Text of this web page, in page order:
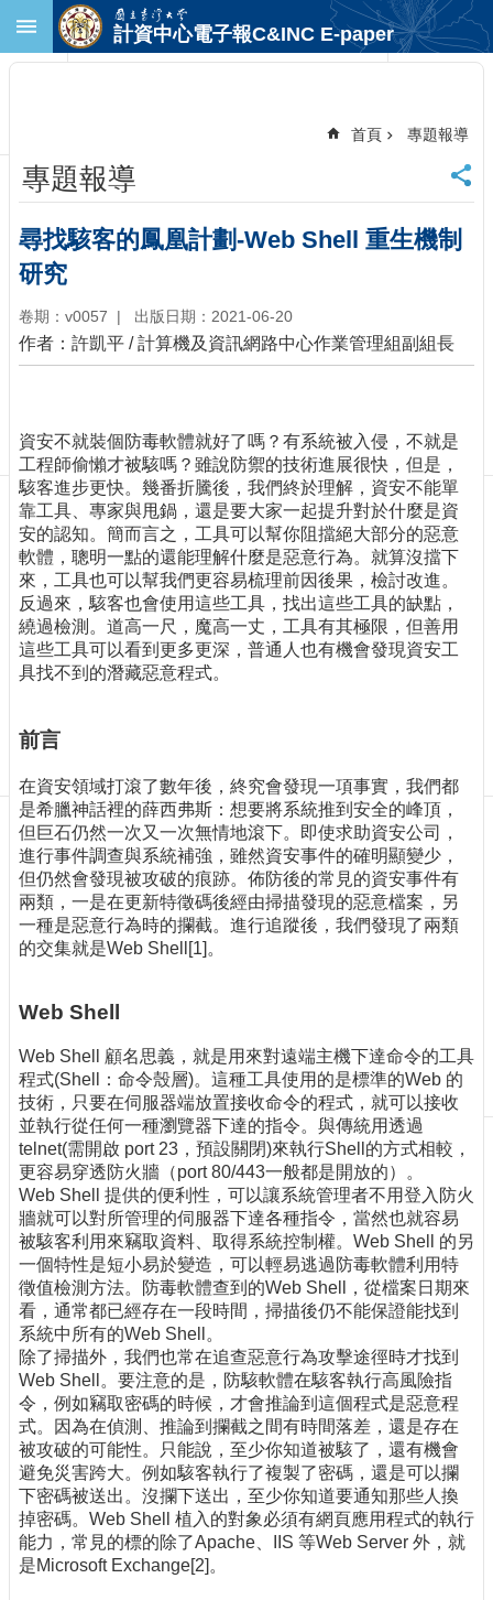
跳到主要內容區塊
首
頁
臺
大
首
計
中
聯
絡
資
訊
訂
閱/
消
網
站
導
最
消
息
關
於
我
們
刊
校
務
服
務
專
題
報
導
技
術
論
壇
產
業
專
欄
計資中心電子報C&INC E-paper
首頁 專題報導
專題報導
尋找駭客的鳳凰計劃-Web Shell 重生機制
研究
卷期：v0057 出版日期：2021-06-20
作者：許凱平 /計算機及資訊網路中心作業管理組副組長
資安不就裝個防毒軟體就好了嗎？有系統被入侵，不就是
工程師偷懶才被駭嗎？雖說防禦的技術進展很快，但是，
駭客進步更快。幾番折騰後，我們終於理解，資安不能單
靠工具、專家與甩鍋，還是要大家一起提升對於什麼是資
安的認知。簡而言之，工具可以幫你阻擋絕大部分的惡意
軟體，聰明一點的還能理解什麼是惡意行為。就算沒擋下
來，工具也可以幫我們更容易梳理前因後果，檢討改進。
反過來，駭客也會使用這些工具，找出這些工具的缺點，
繞過檢測。道高一尺，魔高一丈，工具有其極限，但善用
這些工具可以看到更多更深，普通人也有機會發現資安工
具找不到的潛藏惡意程式。
前言
在資安領域打滾了數年後，終究會發現一項事實，我們都
是希臘神話裡的薛西弗斯：想要將系統推到安全的峰頂，
但巨石仍然一次又一次無情地滾下。即使求助資安公司，
進行事件調查與系統補強，雖然資安事件的確明顯變少，
但仍然會發現被攻破的痕跡。佈防後的常見的資安事件有
兩類，一是在更新特徵碼後經由掃描發現的惡意檔案，另
一種是惡意行為時的攔截。進行追蹤後，我們發現了兩類
的交集就是Web Shell[1]。
Web Shell
Web Shell 顧名思義，就是用來對遠端主機下達命令的工具
程式(Shell：命令殼層)。這種工具使用的是標準的Web 的
技術，只要在伺服器端放置接收命令的程式，就可以接收
並執行從任何一種瀏覽器下達的指令。與傳統用透過
telnet(需開啟 port 23，預設關閉)來執行Shell的方式相較，
更容易穿透防火牆（port 80/443一般都是開放的）。
Web Shell 提供的便利性，可以讓系統管理者不用登入防火
牆就可以對所管理的伺服器下達各種指令，當然也就容易
被駭客利用來竊取資料、取得系統控制權。Web Shell 的另
一個特性是短小易於變造，可以輕易逃過防毒軟體利用特
徵值檢測方法。防毒軟體查到的Web Shell，從檔案日期來
看，通常都已經存在一段時間，掃描後仍不能保證能找到
系統中所有的Web Shell。
除了掃描外，我們也常在追查惡意行為攻擊途徑時才找到
Web Shell。要注意的是，防駭軟體在駭客執行高風險指
令，例如竊取密碼的時候，才會推論到這個程式是惡意程
式。因為在偵測、推論到攔截之間有時間落差，還是存在
被攻破的可能性。只能說，至少你知道被駭了，還有機會
避免災害跨大。例如駭客執行了複製了密碼，還是可以攔
下密碼被送出。沒攔下送出，至少你知道要通知那些人換
掉密碼。Web Shell 植入的對象必須有網頁應用程式的執行
能力，常見的標的除了Apache、IIS 等Web Server 外，就
是Microsoft Exchange[2]。